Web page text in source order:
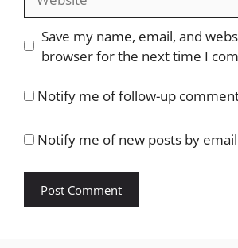
Save my name, email, and
browser for the next time I
Notify me of follow-up
Notify me of new posts by